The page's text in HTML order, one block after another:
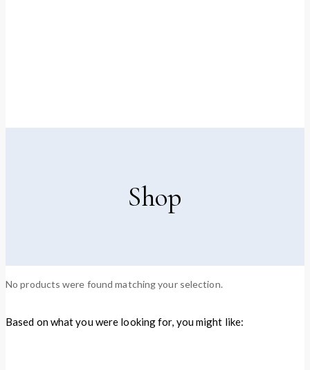
Shop
No products were found matching your selection.
Based on what you were looking for, you might like: